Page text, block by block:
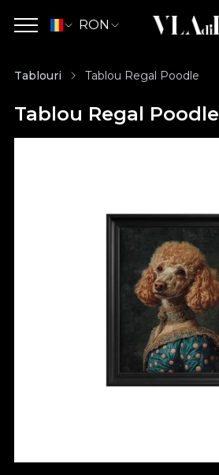
RON
Tablouri Tablou Regal Poodle
Tablou Regal Poodle